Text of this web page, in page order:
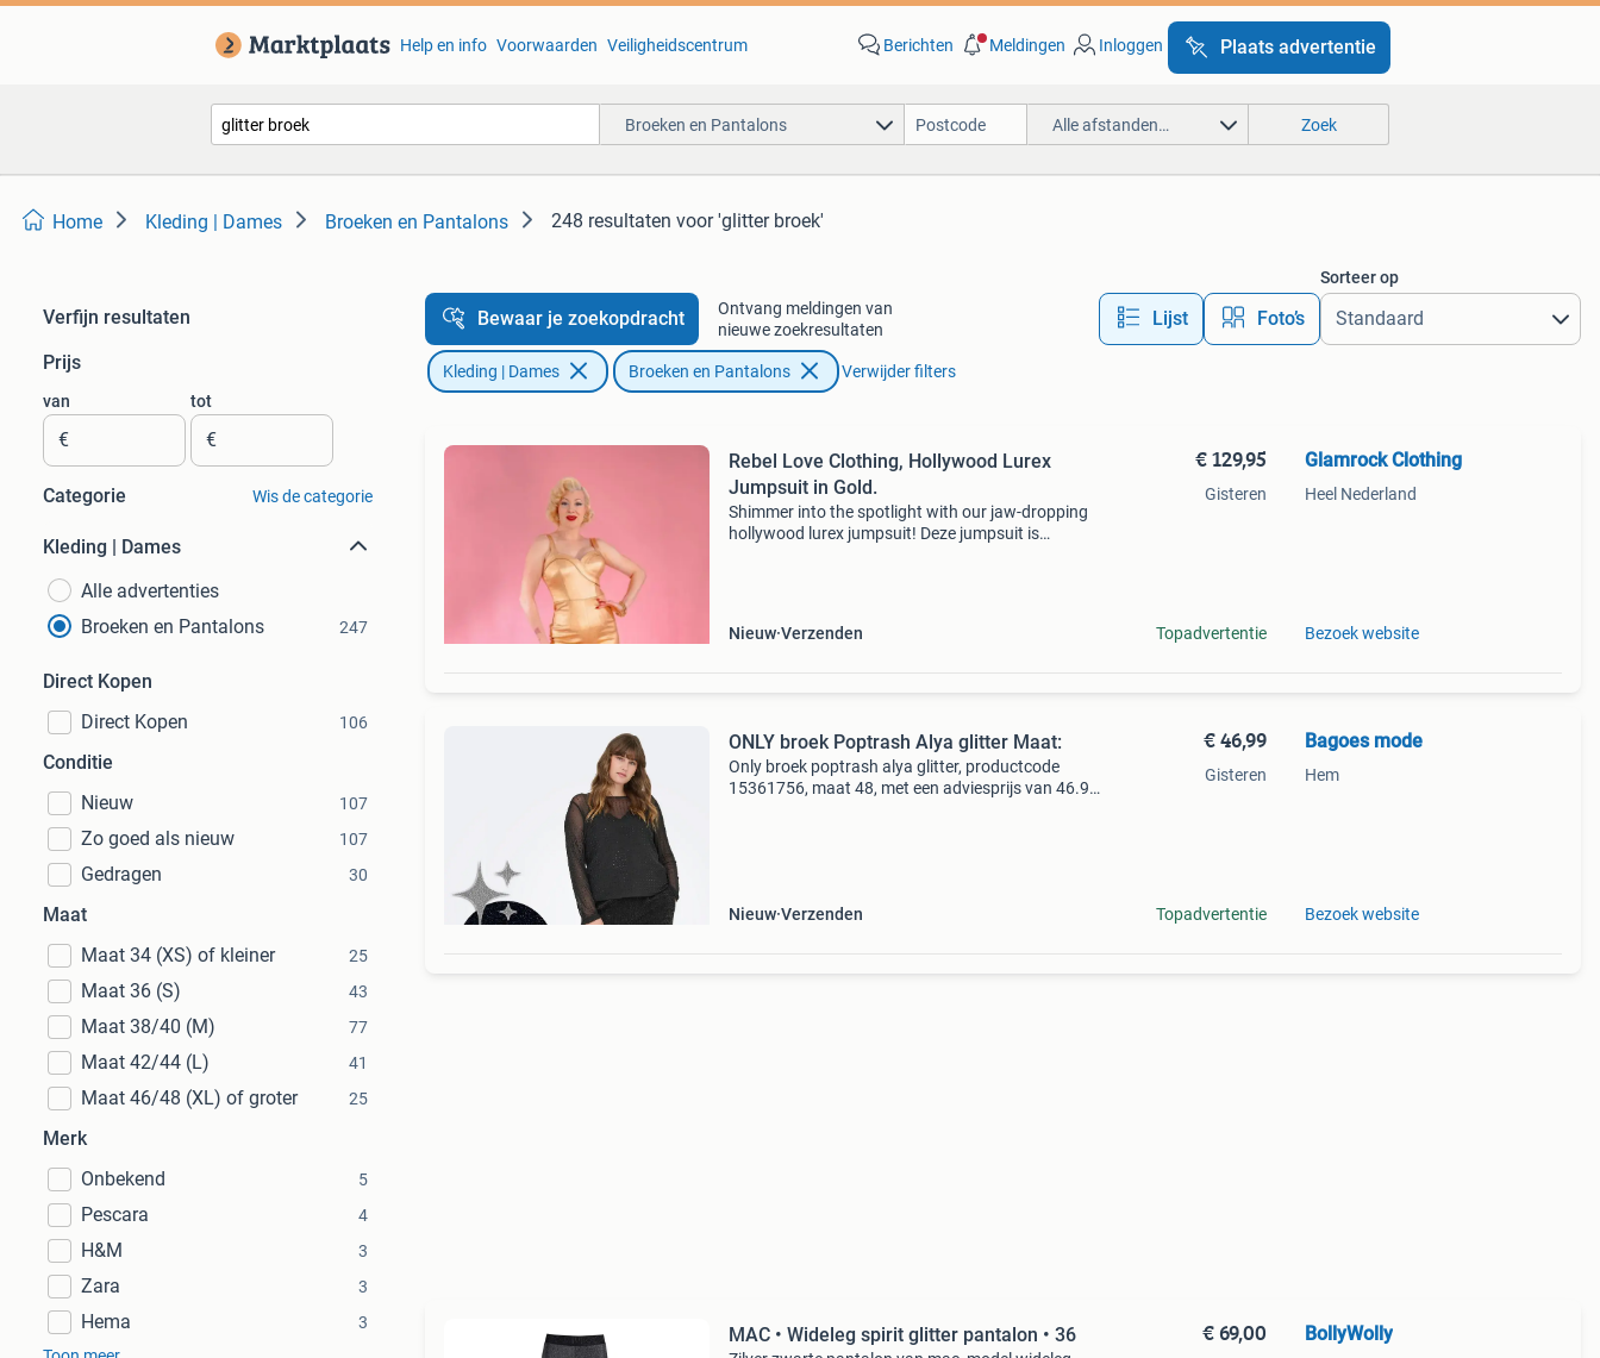
Help en info Voorwaarden Veiligheidscentrum Berichten Meldingen Inloggen Plaats advertentie
Broeken en Pantalons Alle afstanden… Zoek
Home Kleding | Dames Broeken en Pantalons 248 resultaten voor 'glitter broek'
Verfijn resultaten
Prijs
van
€
tot
€
Categorie Wis de categorie
Kleding | Dames
Alle advertenties
Broeken en Pantalons
247
Direct Kopen
Direct Kopen
106
Conditie
Nieuw
107
Zo goed als nieuw 107
Gedragen 30
Maat
Maat 34 (XS) of kleiner
25
Maat 36 (S) 43
Maat 38/40 (M) 77
Maat 42/44 (L) 41
Maat 46/48 (XL) of groter 25
Merk
Onbekend
5
Pescara 4
H&M 3
Zara 3
Hema
3
Bewaar je zoekopdracht
Ontvang meldingen van
nieuwe zoekresultaten
Lijst Foto’s
Sorteer op
Kleding | Dames Broeken en Pantalons Verwijder filters
Rebel Love Clothing, Hollywood Lurex
Jumpsuit in Gold.
Shimmer into the spotlight with our jaw-dropping
hollywood lurex jumpsuit! Deze jumpsuit is
Nieuw Verzenden
€ 129,95
Gisteren
Topadvertentie
Glamrock Clothing
Heel Nederland
Bezoek website
ONLY broek Poptrash Alya glitter Maat:
Only broek poptrash alya glitter, productcode
15361756, maat 48, met een adviesprijs van 46.99.
Nieuw Verzenden
€ 46,99
Gisteren
Topadvertentie
Bagoes mode
Hem
Bezoek website
MAC • Wideleg spirit glitter pantalon • 36 € 69,00 BollyWolly